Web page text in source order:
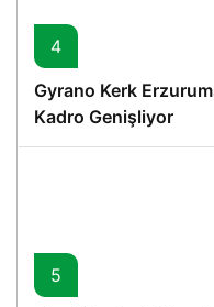
4
Gyrano Kerk
Kadro Genişliyor
5